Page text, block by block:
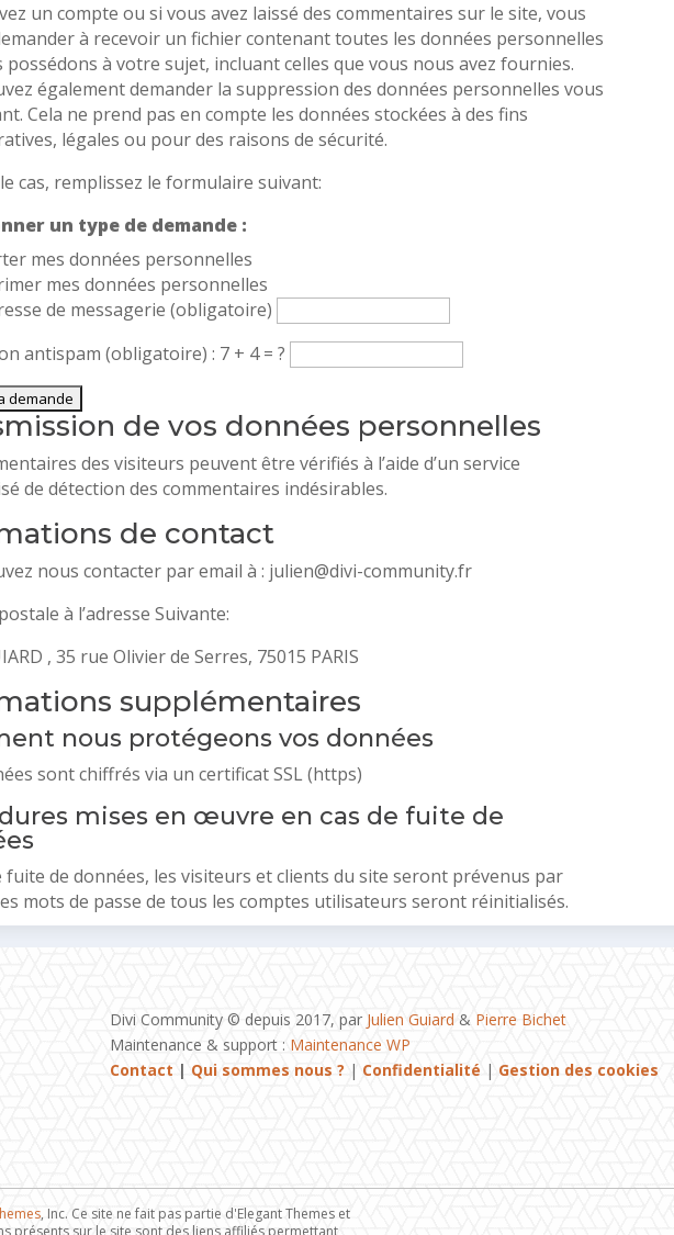
un compte ou si vous avez laissé des commentaires sur le site, vous
à recevoir un fichier contenant toutes les données personnelles
possédons à votre sujet, incluant celles que vous nous avez fournies.
également demander la suppression des données personnelles vous
Cela ne prend pas en compte les données stockées à des fins
légales ou pour des raisons de sécurité.
cas, remplissez le formulaire suivant:
un type de demande :
mes données personnelles
mes données personnelles
de messagerie (obligatoire)
antispam (obligatoire) : 7 + 4 = ?
de vos données personnelles
des visiteurs peuvent être vérifiés à l’aide d’un service
de détection des commentaires indésirables.
de contact
nous contacter par email à : julien@divi-community.fr
à l’adresse Suivante:
, 35 rue Olivier de Serres, 75015 PARIS
supplémentaires
nous protégeons vos données
sont chiffrés via un certificat SSL (https)
mises en œuvre en cas de fuite de
fuite de données, les visiteurs et clients du site seront prévenus par
mots de passe de tous les comptes utilisateurs seront réinitialisés.
Divi Community © depuis 2017, par Julien Guiard & Pierre Bichet
Maintenance & support : Maintenance WP
Contact | Qui sommes nous ? | Confidentialité | Gestion des cookies
, Inc. Ce site ne fait pas partie d'Elegant Themes et
présents sur le site sont des liens affiliés permettant